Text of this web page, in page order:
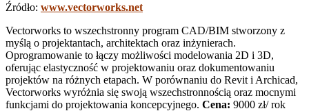
Źródło: www.vectorworks.net
Vectorworks to wszechstronny program CAD/BIM stworzony z
myślą o projektantach, architektach oraz inżynierach.
Oprogramowanie to łączy możliwości modelowania 2D i 3D,
oferując elastyczność w projektowaniu oraz dokumentowaniu
projektów na różnych etapach. W porównaniu do Revit i Archicad,
Vectorworks wyróżnia się swoją wszechstronnością oraz mocnymi
funkcjami do projektowania koncepcyjnego. Cena: 9000 zł/ rok